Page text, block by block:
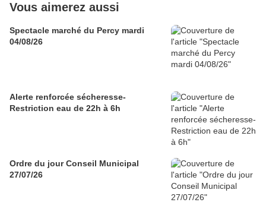
Vous aimerez aussi
Spectacle marché du Percy mardi
04/08/26
Alerte renforcée sécheresse-
Restriction eau de 22h à 6h
Ordre du jour Conseil Municipal
27/07/26